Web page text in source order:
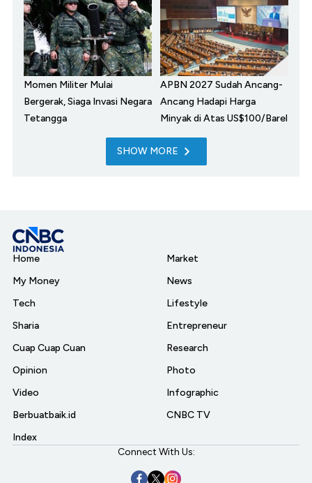
Momen Militer Mulai
Bergerak, Siaga Invasi Negara
Tetangga
APBN 2027 Sudah Ancang-
Ancang Hadapi Harga
Minyak di Atas US$100/Barel
SHOW MORE
Home
My Money
Tech
Sharia
Cuap Cuap Cuan
Opinion
Video
Berbuatbaik.id
Index
Market
News
Lifestyle
Entrepreneur
Research
Photo
Infographic
CNBC TV
Connect With Us: